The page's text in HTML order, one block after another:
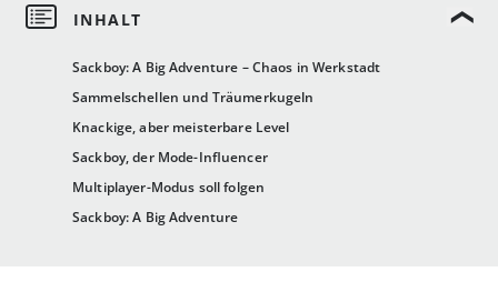
Sackboy: A Big Adventure – Chaos in Werkstadt
Sammelschellen und Träumerkugeln
Knackige, aber meisterbare Level
Sackboy, der Mode-Influencer
Multiplayer-Modus soll folgen
Sackboy: A Big Adventure